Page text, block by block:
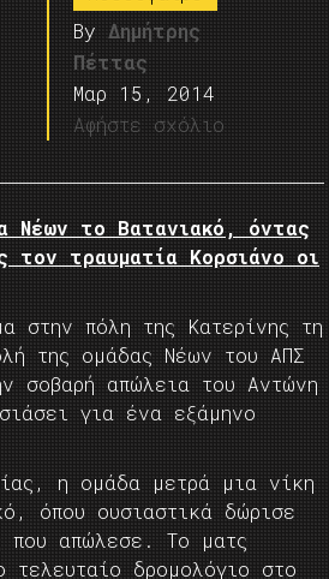
By Δημήτρης
Πέττας
Μαρ 15, 2014
Αφήστε σχόλιο
Νέων το Βατανιακό, όντας
τον τραυματία Κορσιάνο οι
στην πόλη της Κατερίνης τη
της ομάδας Νέων του ΑΠΣ
σοβαρή απώλεια του Αντώνη
για ένα εξάμηνο
η ομάδα μετρά μια νίκη
όπου ουσιαστικά δώρισε
που απώλεσε. Το ματς
δρομολόγιο στο